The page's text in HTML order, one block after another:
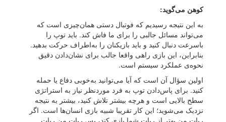
کوهن می‌گوید:
به این نتیجه رسیدیم که فوتبال دستی همان‌چیزی است که
می‌تواند مسائل جالبی را برای ما فاش کند. باید توپ را
باسرعت دنبال کنید و باید بازیکنان را به‌اطراف حرکت بدهید.
بنابراین، این بازی راهی واقعا جالب برای نشان‌دادن دقیق
نحوه‌ی عملکرد سیستم است.
اولین سؤال آن است که آیا می‌توانید به‌خوبی دفاع یا حمله
کنید. برای پاس‌دادن توپ به فرد موردنظر نیاز به استراتژی
سطح بالایی است و هرچه بیشتر تلاش کنید، بیشتر به نتیجه
نزدیک می‌شوید؛ این کار تقریبا شبیه بازی انسان‌ها است. اگر
ربات من بهتر از ربات شما بازی کند، پس ربات من ربات